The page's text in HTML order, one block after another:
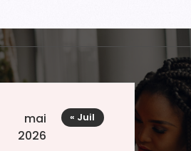
mai
2026
« Juil